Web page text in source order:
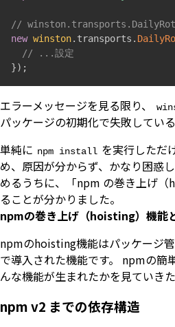
//
new winston. transports .
// ...設定
}) ;
エラーメッセージを見る限り、
パッケージの初期化で失敗してい
単純に npm install を実行しただ
め、原因が分からず、かなり困惑
めるうちに、「npm の巻き上げ
ることが分かりました。
npmの巻き上げ（hoisting）機能
npmのhoisting機能はパッケージ
で導入された機能です。 npmの簡
んな機能が生まれたかを見ていきた
npm v2 までの依存構造